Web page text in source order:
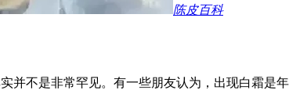
陈皮百科
并不是非常罕见。有一些朋友认为，出现白霜是